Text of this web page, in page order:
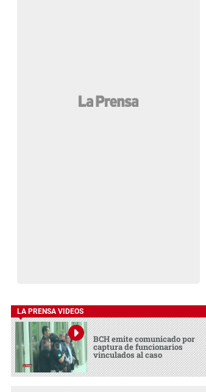
LA PRENSA VIDEOS
BCH emite comunicado por
captura de funcionarios
vinculados al caso